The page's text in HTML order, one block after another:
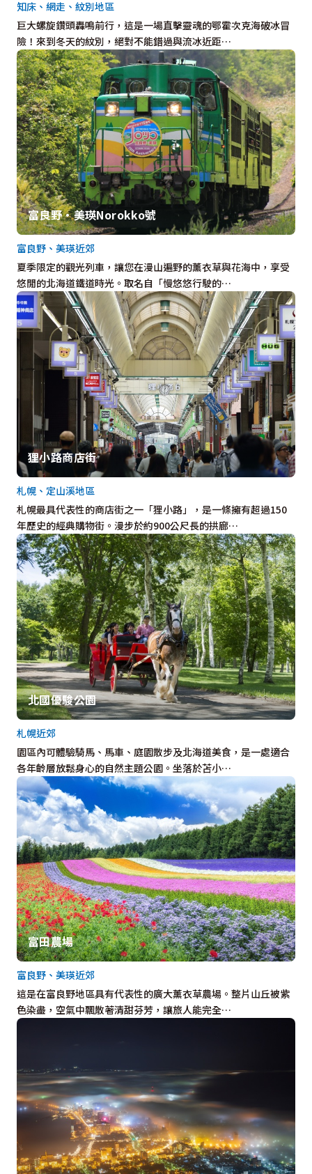
巨大螺旋鑽頭轟鳴前行，這是一場直擊靈魂的鄂霍次克海破冰冒
險！來到冬天的紋別，絕對不能錯過與流冰近距…
知床、網走、紋別地區
富良野・美瑛Norokko號
夏季限定的觀光列車，讓您在漫山遍野的薰衣草與花海中，享受
悠閒的北海道鐵道時光。取名自「慢悠悠行駛的…
富良野、美瑛近郊
狸小路商店街
札幌最具代表性的商店街之一「狸小路」，是一條擁有超過150
年歷史的經典購物街。漫步於約900公尺長的拱廊…
札幌、定山溪地區
北國優駿公園
園區內可體驗騎馬、馬車、庭園散步及北海道美食，是一處適合
各年齡層放鬆身心的自然主題公園。坐落於苫小…
札幌近郊
富田農場
這是在富良野地區具有代表性的廣大薰衣草農場。整片山丘被紫
色染盡，空氣中飄散著清甜芬芳，讓旅人能完全…
富良野、美瑛近郊